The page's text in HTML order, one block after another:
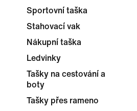
Sportovní taška
Stahovací vak
Nákupní taška
Ledvinky
Tašky na cestování a
boty
Tašky přes rameno